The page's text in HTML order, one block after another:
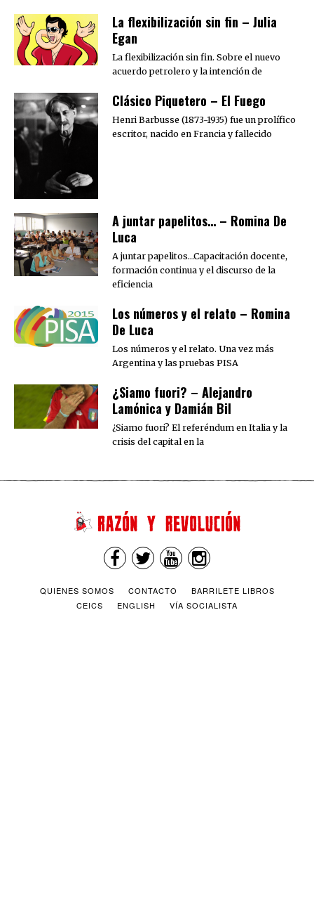
La flexibilización sin fin – Julia
Egan
La flexibilización sin fin. Sobre el nuevo
acuerdo petrolero y la intención de
Clásico Piquetero – El Fuego
Henri Barbusse (1873-1935) fue un prolífico
escritor, nacido en Francia y fallecido
A juntar papelitos… – Romina De
Luca
A juntar papelitos…Capacitación docente,
formación continua y el discurso de la
eficiencia
Los números y el relato – Romina
De Luca
Los números y el relato. Una vez más
Argentina y las pruebas PISA
¿Siamo fuori? – Alejandro
Lamónica y Damián Bil
¿Siamo fuori? El referéndum en Italia y la
crisis del capital en la
QUIENES SOMOS CONTACTO
BARRILETE LIBROS
CEICS
ENGLISH VÍA SOCIALISTA